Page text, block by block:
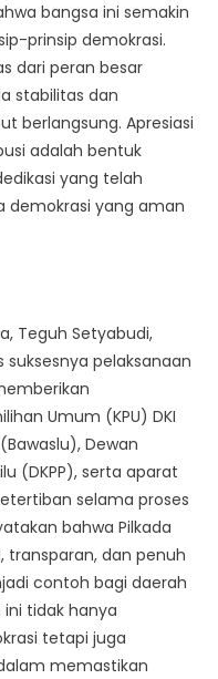
bangsa ini semakin
prinsip demokrasi.
dari peran besar
stabilitas dan
berlangsung. Apresiasi
adalah bentuk
yang telah
demokrasi yang aman
Teguh Setyabudi,
pelaksanaan
Umum (KPU) DKI
Dewan
(DKPP), serta aparat
selama proses
bahwa Pilkada
transparan, dan penuh
contoh bagi daerah
ini tidak hanya
tetapi juga
memastikan